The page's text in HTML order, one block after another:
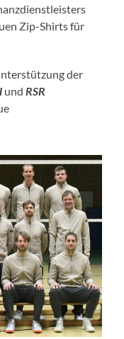
Zip-Shirts für
der
undRSR